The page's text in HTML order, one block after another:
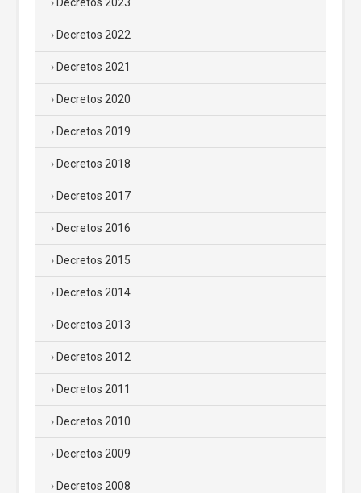
Decretos 2022
Decretos 2021
Decretos 2020
Decretos 2019
Decretos 2018
Decretos 2017
Decretos 2016
Decretos 2015
Decretos 2014
Decretos 2013
Decretos 2012
Decretos 2011
Decretos 2010
Decretos 2009
Decretos 2008